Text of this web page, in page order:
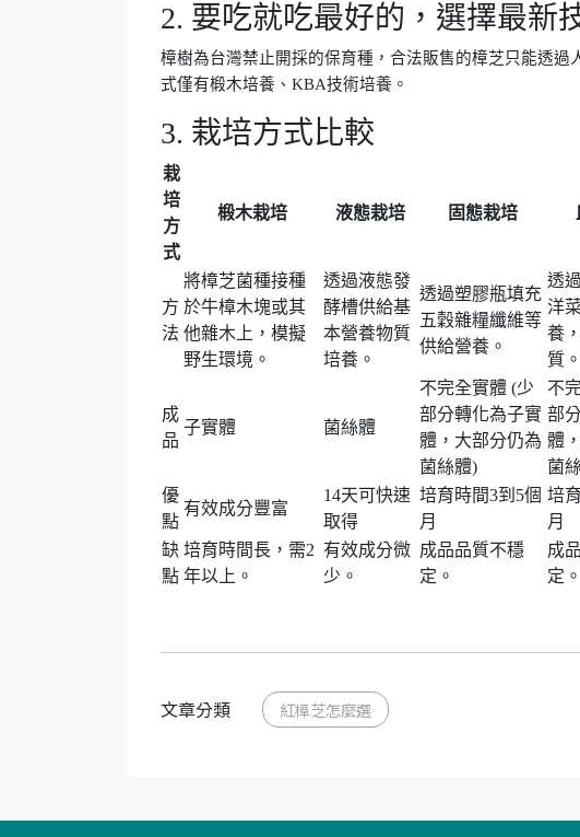
2. 要吃就吃最好的，選擇最新
樟樹為台灣禁止開採的保育種，合法販售的樟芝只能透
式僅有椴木培養、KBA技術培養。
3. 栽培方式比較
栽
培
方
式
椴木栽培 液態栽培 固態栽培
方
法
將樟芝菌種接種
於牛樟木塊或其
他雜木上，模擬
野生環境。
透過液態發
酵槽供給基
本營養物質
培養。
透過塑膠瓶填充
五穀雜糧纖維等
供給營養。
透
洋
養
質。
成
品
子實體 菌絲體
不完全實體 (少
部分轉化為子實
體，大部分仍為
菌絲體)
不
部
體
菌
優
點
有效成分豐富
14天可快速
取得
培育時間3到5個
月
培
月
缺
點
培育時間長，需2
年以上。
有效成分微
少。
成品品質不穩
定。
成
定。
文章分類 紅樟芝怎麼選